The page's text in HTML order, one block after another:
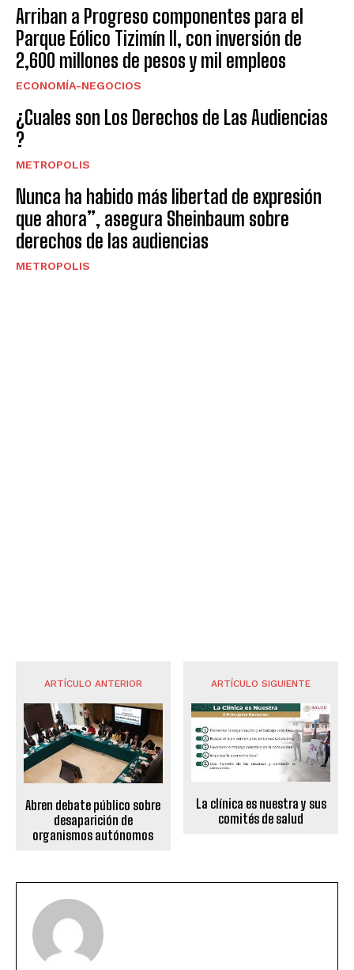
Arriban a Progreso componentes para el
Parque Eólico Tizimín II, con inversión de
2,600 millones de pesos y mil empleos
ECONOMÍA-NEGOCIOS
¿Cuales son Los Derechos de Las Audiencias
?
METROPOLIS
Nunca ha habido más libertad de expresión
que ahora”, asegura Sheinbaum sobre
derechos de las audiencias
METROPOLIS
ARTÍCULO ANTERIOR
Abren debate público sobre
desaparición de
organismos autónomos
ARTÍCULO SIGUIENTE
La clínica es nuestra y sus
comités de salud